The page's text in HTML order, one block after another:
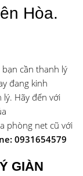
Hòa.
bạn cần thanh lý
đang kinh
Hãy đến với
phòng net cũ với
0931654579
GIÀN